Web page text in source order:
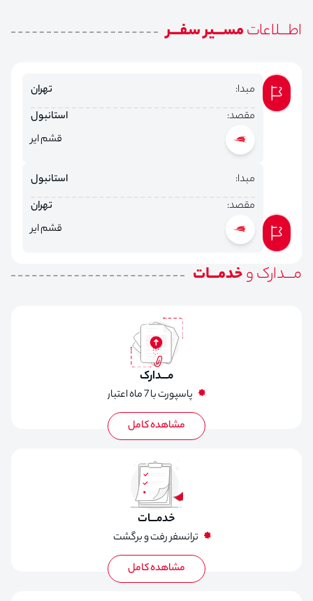
اطـــلاعاتمســـیر سفـــر
مبدا:
تهران
مقصد:
استانبول
قشم ایر
مبدا:
استانبول
مقصد:
تهران
قشم ایر
مـــدارک وخدمـــات
مـــدارک
پاسپورت با 7 ماه اعتبار
خدمـــات
ترانسفر رفت و برگشت
بیمه مسافرتی
بلیط رفت و برگشت
تور لیدر فارسی زبان